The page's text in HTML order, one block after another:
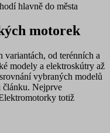
hlavně do města
motorek
variantách, od terénních a
modely a elektroskútry až
vybraných modelů
článku. Nejprve
totiž